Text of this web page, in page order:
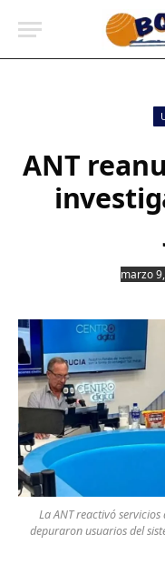
ANT
marzo
La ANT reactivó
depuraron usuarios del